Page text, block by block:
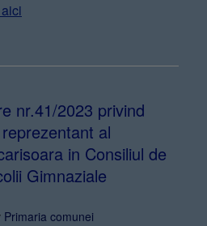
nr.41/2023 privind
al
in Consiliul de
Gimnaziale
Primaria comunei